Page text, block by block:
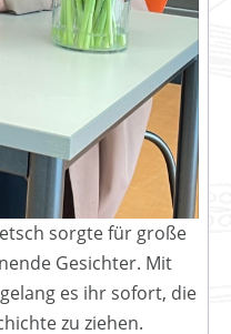
sorgte für große
Gesichter. Mit
es ihr sofort, die
zu ziehen.